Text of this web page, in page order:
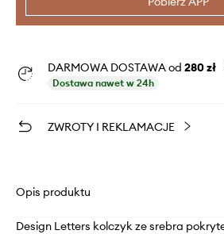
DARMOWA DOSTAWA od 280 zł
Dostawa nawet w 24h
ZWROTY I REKLAMACJE
Opis produktu
Design Letters kolczyk ze srebra